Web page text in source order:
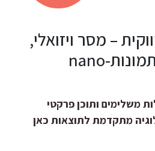
– מסר ויזואלי,
דימוי | יצירת תמונות-nano
משלימים ותוכן פרקטי
מתקדמת לתוצאות כאן